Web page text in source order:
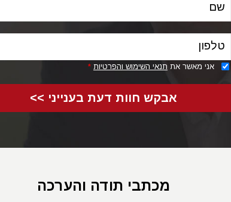
שם
טלפון
אני מאשר את תנאי השימוש והפרטיות *
אבקש חוות דעת בענייני >>
מכתבי תודה והערכה